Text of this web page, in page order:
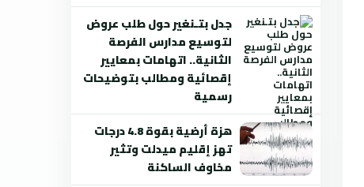
جدل بتـنغير حول طلب عروض
لتوسيع مدارس الفرصة
الثانية.. اتهامات بمعايير
إقصائية ومطالب بتوضيحات
رسمية
هزة أرضية بقوة 4.8 درجات
تهز إقليم ميدلت وتثير
مخاوف الساكنة